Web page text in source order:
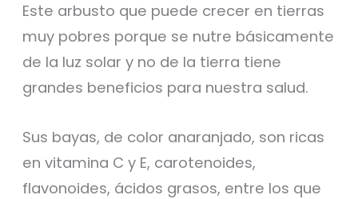
Este arbusto que puede crecer en tierras
muy pobres porque se nutre básicamente
de la luz solar y no de la tierra tiene
grandes beneficios para nuestra salud.
Sus bayas, de color anaranjado, son ricas
en vitamina C y E, carotenoides,
flavonoides, ácidos grasos, entre los que